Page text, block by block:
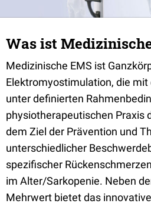
Was ist
Medizinische EMS ist
Elektromyostimulation, die
unter definierten
physiotherapeutischen Praxis
dem Ziel der Prävention und
unterschiedlicher
spezifischer
im Alter/Sarkopenie. Neben
Mehrwert bietet das